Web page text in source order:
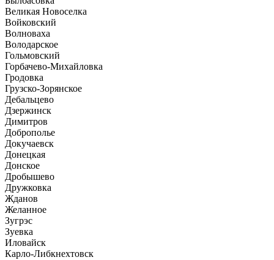
Великая Новоселка
Войковский
Волноваха
Володарское
Гольмовский
Горбачево-Михайловка
Гродовка
Грузско-Зорянское
Дебальцево
Дзержинск
Димитров
Доброполье
Докучаевск
Донецкая
Донское
Дробышево
Дружковка
Жданов
Желанное
Зугрэс
Зуевка
Иловайск
Карло-Либкнехтовск